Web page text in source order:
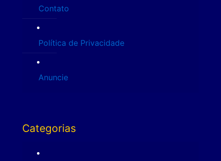
Contato
Política de Privacidade
Anuncie
Categorias